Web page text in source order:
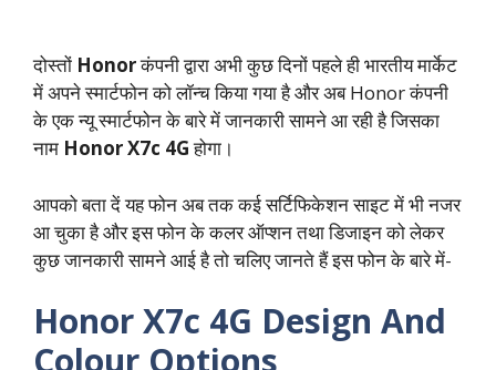
दोस्तों Honorकंपनी द्वारा अभी कुछ दिनों पहले ही भारतीय मार्केट
में अपने स्मार्टफोन को लॉन्च किया गया है और अब Honor कंपनी
के एक न्यू स्मार्टफोन के बारे में जानकारी सामने आ रही है जिसका
नाम Honor X7c 4Gहोगा।
आपको बता दें यह फोन अब तक कई सर्टिफिकेशन साइट में भी नजर
आ चुका है और इस फोन के कलर ऑप्शन तथा डिजाइन को लेकर
कुछ जानकारी सामने आई है तो चलिए जानते हैं इस फोन के बारे में-
Honor X7c 4G Design And
Colour Options